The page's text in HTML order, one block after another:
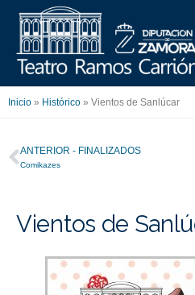
contenido
Inicio » Histórico » Vientos de Sanlúcar
Ant
ANTERIOR - FINALIZADOS
Comikazes
Vientos de